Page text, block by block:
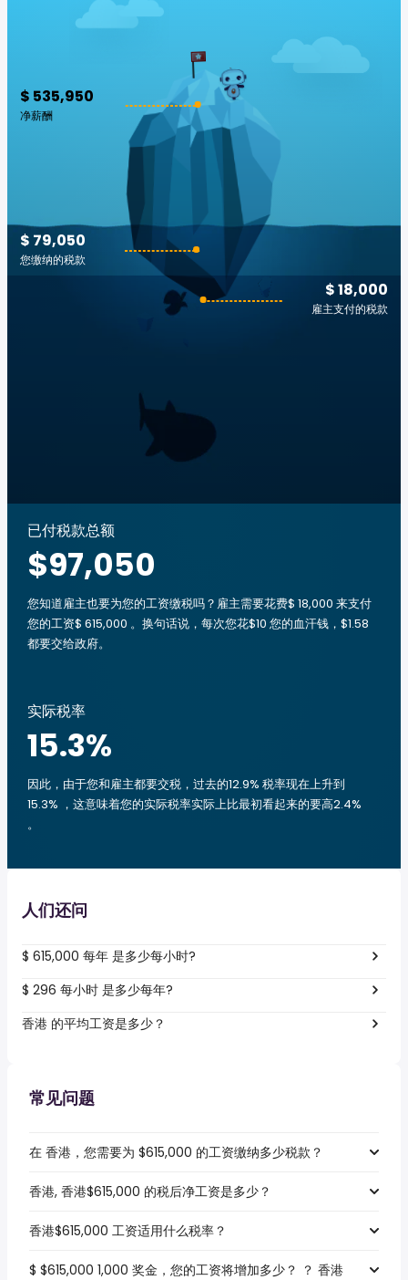
$ 535,950
净薪酬
$ 18,000
雇主支付的税款
$ 79,050
您缴纳的税款
已付税款总额
$97,050
您知道雇主也要为您的工资缴税吗？雇主需要花费$ 18,000 来支付
您的工资$ 615,000 。换句话说，每次您花$10 您的血汗钱，$1.58
都要交给政府。
实际税率
15.3%
因此，由于您和雇主都要交税，过去的12.9% 税率现在上升到
15.3% ，这意味着您的实际税率实际上比最初看起来的要高2.4%
。
人们还问
$ 615,000 每年 是多少每小时?
$ 296 每小时 是多少每年?
香港 的平均工资是多少？
常见问题
在 香港，您需要为 $615,000 的工资缴纳多少税款？
香港, 香港$615,000 的税后净工资是多少？
香港$615,000 工资适用什么税率？
$ $615,000 1,000 奖金，您的工资将增加多少？ ？ 香港